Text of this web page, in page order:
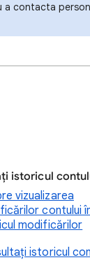
contacta
istoricul
vizualizarea
contului
modificărilor
istoricul